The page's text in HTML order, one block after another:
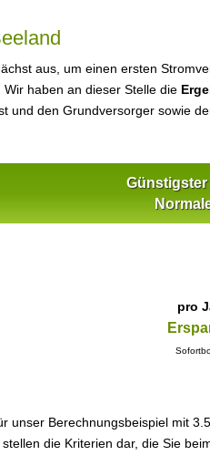
aus, um einen ersten
haben an dieser Stelle die
und den Grundversorger sowie
pro
unser Berechnungsbeispiel mit
die Kriterien dar, die Sie